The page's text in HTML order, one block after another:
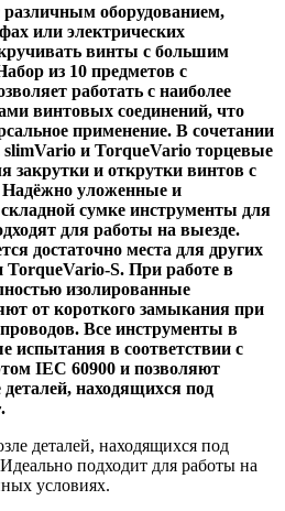
оборудованием,
или электрических
винты с большим
из 10 предметов с
работать с наиболее
винтовых соединений, что
применение. В сочетании
slimVario и TorqueVario торцевые
закрутки и открутки винтов с
Надёжно уложенные и
сумке инструменты для
для работы на выезде.
достаточно места для других
TorqueVario-S. При работе в
изолированные
от короткого замыкания при
Все инструменты в
испытания в соответствии с
IEC 60900 и позволяют
деталей, находящихся под
деталей, находящихся под
подходит для работы на
условиях.